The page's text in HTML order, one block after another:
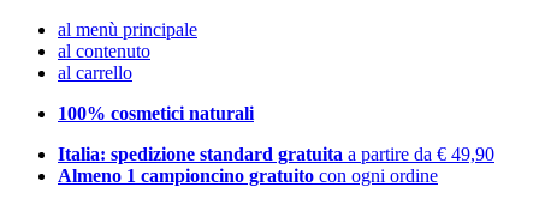
al menù principale
al contenuto
al carrello
100% cosmetici naturali
Italia: spedizione standard gratuita a partire da € 49,90
Almeno 1 campioncino gratuito con ogni ordine